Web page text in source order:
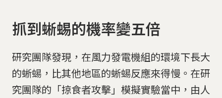
抓到蜥蜴的機率變五倍
研究團隊發現，在風力發電機組的環境下長大
的蜥蜴，比其他地區的蜥蜴反應來得慢。在研
究團隊的「掠食者攻擊」模擬實驗當中，由人